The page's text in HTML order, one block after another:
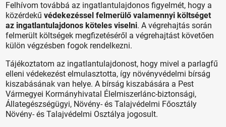
Felhívom továbbá az ingatlantulajdonos figyelmét, hogy a
közérdekűvédekezéssel felmerülő valamennyi költséget
az ingatlantulajdonos köteles viselni. A végrehajtás során
felmerült költségek megfizetéséről a végrehajtást követően
külön végzésben fogok rendelkezni.
Tájékoztatom az ingatlantulajdonost, hogy mivel a parlagfű
elleni védekezést elmulasztotta, így növényvédelmi bírság
kiszabásának van helye. A bírság kiszabására a Pest
Vármegyei Kormányhivatal Élelmiszerlánc-biztonsági,
Állategészségügyi, Növény- és Talajvédelmi Főosztály
Növény- és Talajvédelmi Osztálya jogosult.